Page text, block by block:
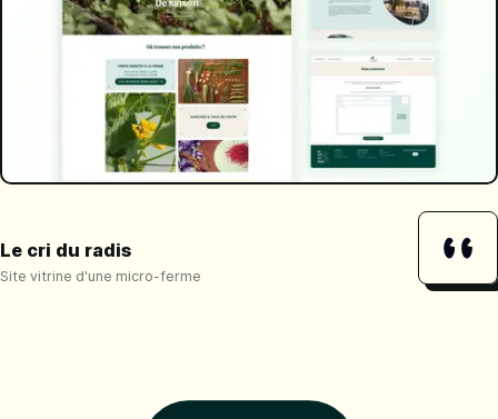
Le cri du radis
Site vitrine d'une micro-ferme